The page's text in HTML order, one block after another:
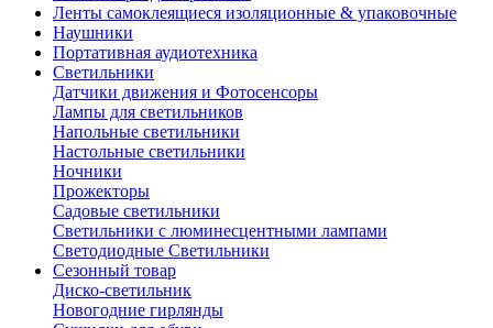
Ленты самоклеящиеся изоляционные & упаковочные
Наушники
Портативная аудиотехника
Светильники
Датчики движения и Фотосенсоры
Лампы для светильников
Напольные светильники
Настольные светильники
Ночники
Прожекторы
Садовые светильники
Светильники с люминесцентными лампами
Светодиодные Светильники
Сезонный товар
Диско-светильник
Новогодние гирлянды